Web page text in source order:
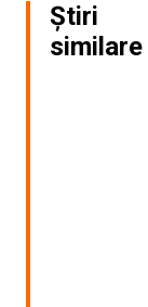
Știri
similare